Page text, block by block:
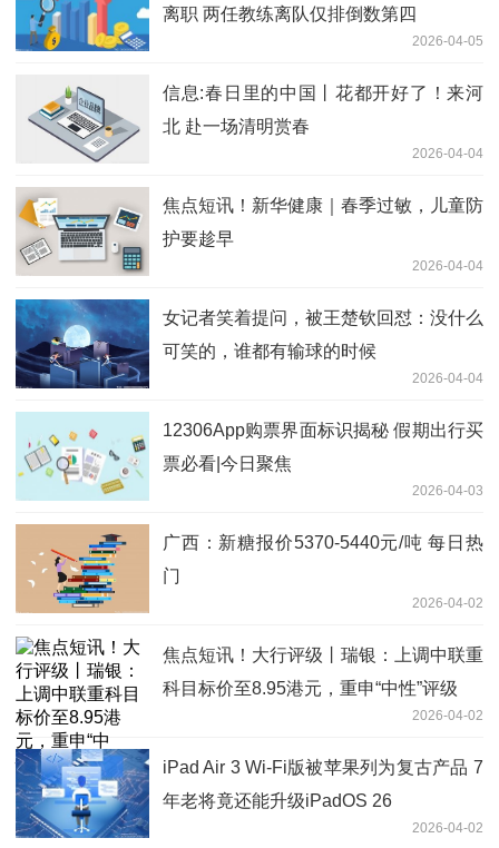
离职 两任教练离队仅排倒数第四
2026-04-05
信息:春日里的中国丨花都开好了！来河
北 赴一场清明赏春
2026-04-04
焦点短讯！新华健康｜春季过敏，儿童防
护要趁早
2026-04-04
女记者笑着提问，被王楚钦回怼：没什么
可笑的，谁都有输球的时候
2026-04-04
12306App购票界面标识揭秘 假期出行买
票必看|今日聚焦
2026-04-03
广西：新糖报价5370-5440元/吨 每日热
门
2026-04-02
焦点短讯！大行评级丨瑞银：上调中联重
科目标价至8.95港元，重申“中性”评级
2026-04-02
iPad Air 3 Wi-Fi版被苹果列为复古产品 7
年老将竟还能升级iPadOS 26
2026-04-02